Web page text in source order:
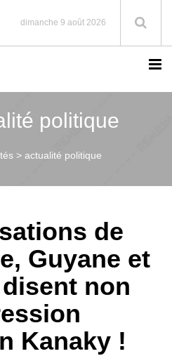
dimanche 9 août 2026
politique
> actualité politique
de
Guyane et
non
Kanaky !